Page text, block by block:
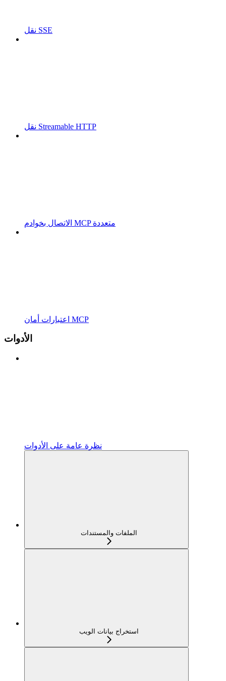
نقل SSE
نقل Streamable HTTP
الاتصال بخوادم MCP متعددة
اعتبارات أمان MCP
الأدوات
نظرة عامة على الأدوات
الملفات والمستندات
استخراج بيانات الويب